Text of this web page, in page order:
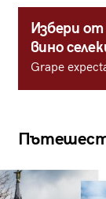
Избери от
вино
Grape